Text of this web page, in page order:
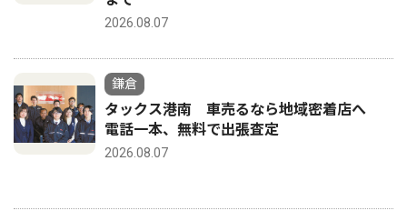
2026.08.07
鎌倉
タックス港南 車売るなら地域密着店へ
電話一本、無料で出張査定
2026.08.07